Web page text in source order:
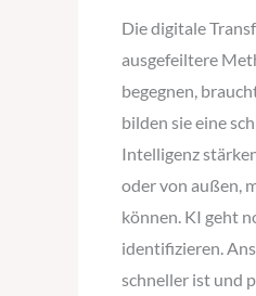
Die digitale
ausgefeiltere
begegnen,
bilden sie eine
Intelligenz
oder von außen,
können. KI geht
identifizieren.
schneller ist und
KI
–
Der
Nächste
Schritt
in
der
Cybersicherheit